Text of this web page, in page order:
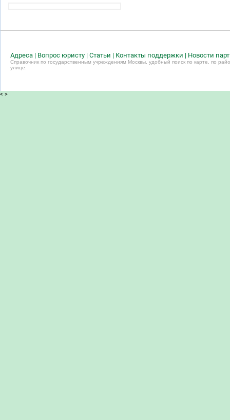
Адреса | Вопрос юристу | Статьи | Контакты поддержки | Новости
Справочник по государственным учреждениям Москвы, удобный поиск по карте, по
улице.
< >